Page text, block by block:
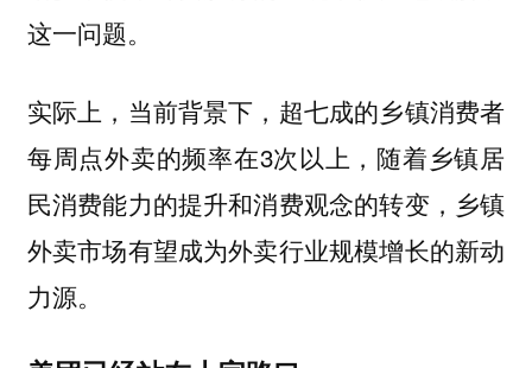
这一问题。
实际上，当前背景下，超七成的乡镇消费者
每周点外卖的频率在3次以上，随着乡镇居
民消费能力的提升和消费观念的转变，乡镇
外卖市场有望成为外卖行业规模增长的新动
力源。